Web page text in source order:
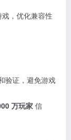
，优化兼容性
验证，避免游戏
万玩家 信